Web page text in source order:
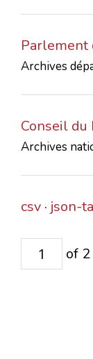
Parlement
Archives
Conseil du
Archives
csv json-
of 2